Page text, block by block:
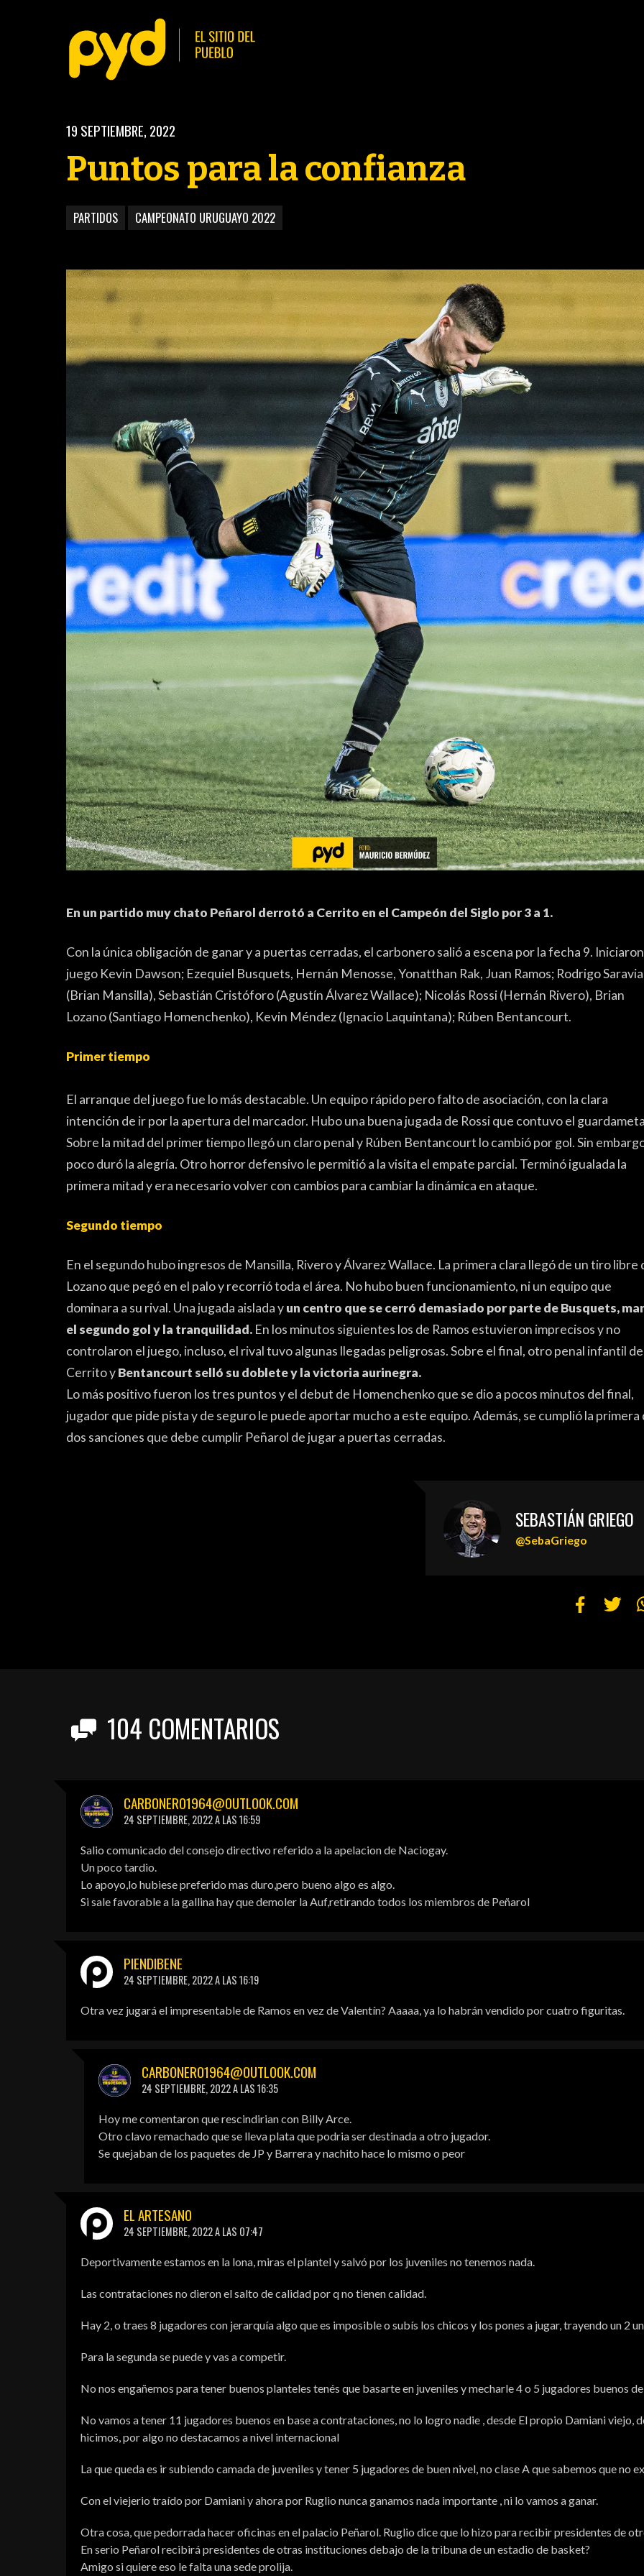
FUTSAL FUTSAL FEMENINO
ELECCIONES
TRIBUNA
PYD RADIO
PEÑAS
ENCUESTAS
EDITORIALES
19 SEPTIEMBRE, 2022
Puntos para la confianza
PARTIDOS CAMPEONATO URUGUAYO 2022
En un partido muy chato Peñarol derrotó a Cerrito en el Campeón del Siglo por 3 a 1.
Con la única obligación de ganar y a puertas cerradas, el carbonero salió a escena por la fecha 9.
juego Kevin Dawson; Ezequiel Busquets, Hernán Menosse, Yonatthan Rak, Juan Ramos; Rodrigo Saravia
(Brian Mansilla), Sebastián Cristóforo (Agustín Álvarez Wallace); Nicolás Rossi (Hernán Rivero), Brian
Lozano (Santiago Homenchenko), Kevin Méndez (Ignacio Laquintana); Rúben Bentancourt.
Primer tiempo
El arranque del juego fue lo más destacable. Un equipo rápido pero falto de asociación, con la clara
intención de ir por la apertura del marcador. Hubo una buena jugada de Rossi que contuvo el
Sobre la mitad del primer tiempo llegó un claro penal y Rúben Bentancourt lo cambió por gol. Sin
poco duró la alegría. Otro horror defensivo le permitió a la visita el empate parcial. Terminó igualada la
primera mitad y era necesario volver con cambios para cambiar la dinámica en ataque.
Segundo tiempo
En el segundo hubo ingresos de Mansilla, Rivero y Álvarez Wallace. La primera clara llegó de un tiro libre
Lozano que pegó en el palo y recorrió toda el área. No hubo buen funcionamiento, ni un equipo que
dominara a su rival. Una jugada aislada yun centro que se cerró demasiado por parte de Busquets,
el segundo gol y la tranquilidad. En los minutos siguientes los de Ramos estuvieron imprecisos y no
controlaron el juego, incluso, el rival tuvo algunas llegadas peligrosas. Sobre el final, otro penal infantil de
Cerrito yBentancourt selló su doblete y la victoria aurinegra.
Lo más positivo fueron los tres puntos y el debut de Homenchenko que se dio a pocos minutos del final,
jugador que pide pista y de seguro le puede aportar mucho a este equipo. Además, se cumplió la primera
dos sanciones que debe cumplir Peñarol de jugar a puertas cerradas.
SEBASTIÁN GRIEGO
@SebaGriego
104 COMENTARIOS
CARBONERO1964@OUTLOOK.COM
24 SEPTIEMBRE, 2022 A LAS 16:59
Salio comunicado del consejo directivo referido a la apelacion de Naciogay.
Un poco tardio.
Lo apoyo,lo hubiese preferido mas duro,pero bueno algo es algo.
Si sale favorable a la gallina hay que demoler la Auf,retirando todos los miembros de Peñarol
PIENDIBENE
24 SEPTIEMBRE, 2022 A LAS 16:19
Otra vez jugará el impresentable de Ramos en vez de Valentín? Aaaaa, ya lo habrán vendido por cuatro figuritas.
CARBONERO1964@OUTLOOK.COM
24 SEPTIEMBRE, 2022 A LAS 16:35
Hoy me comentaron que rescindirian con Billy Arce.
Otro clavo remachado que se lleva plata que podria ser destinada a otro jugador.
Se quejaban de los paquetes de JP y Barrera y nachito hace lo mismo o peor
EL ARTESANO
24 SEPTIEMBRE, 2022 A LAS 07:47
Deportivamente estamos en la lona, miras el plantel y salvó por los juveniles no tenemos nada.
Las contrataciones no dieron el salto de calidad por q no tienen calidad.
Hay 2, o traes 8 jugadores con jerarquía algo que es imposible o subís los chicos y los pones a jugar, trayendo un 2
Para la segunda se puede y vas a competir.
No nos engañemos para tener buenos planteles tenés que basarte en juveniles y mecharle 4 o 5 jugadores buenos
No vamos a tener 11 jugadores buenos en base a contrataciones, no lo logro nadie , desde El propio Damiani viejo,
hicimos, por algo no destacamos a nivel internacional
La que queda es ir subiendo camada de juveniles y tener 5 jugadores de buen nivel, no clase A que sabemos que no
Con el viejerio traído por Damiani y ahora por Ruglio nunca ganamos nada importante , ni lo vamos a ganar.
Otra cosa, que pedorrada hacer oficinas en el palacio Peñarol. Ruglio dice que lo hizo para recibir presidentes de
En serio Peñarol recibirá presidentes de otras instituciones debajo de la tribuna de un estadio de basket?
Amigo si quiere eso le falta una sede prolija.